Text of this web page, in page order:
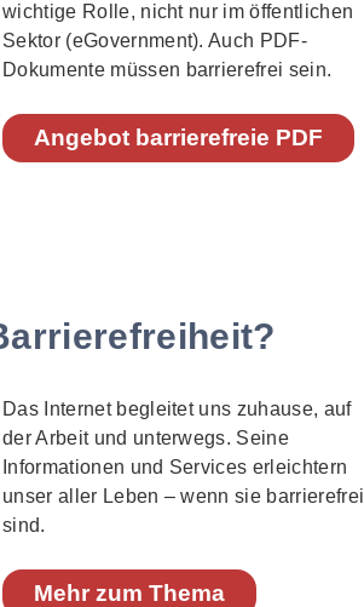
wichtige Rolle, nicht nur im öffentlichen
Sektor (eGovernment). Auch PDF-
Dokumente müssen barrierefrei sein.
Angebot barrierefreie PDF
Das Internet begleitet uns zuhause, auf
der Arbeit und unterwegs. Seine
Informationen und Services erleichtern
unser aller Leben – wenn sie barrierefrei
sind.
Mehr zum Thema